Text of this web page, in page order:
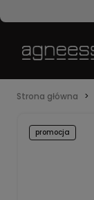
Strona główna
promocja